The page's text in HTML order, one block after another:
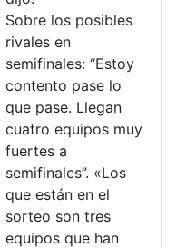
Sobre los posibles
rivales en
semifinales: “Estoy
contento pase lo
que pase. Llegan
cuatro equipos muy
fuertes a
semifinales”. «Los
que están en el
sorteo son tres
equipos que han